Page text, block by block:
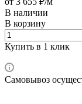
В наличии
В корзину
Купить в 1 клик
Самовывоз